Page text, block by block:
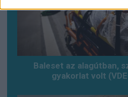
Baleset az alagútban,
gyakorlat volt